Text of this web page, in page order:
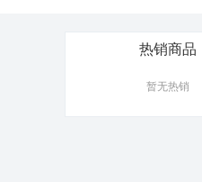
热销商品
暂无热销